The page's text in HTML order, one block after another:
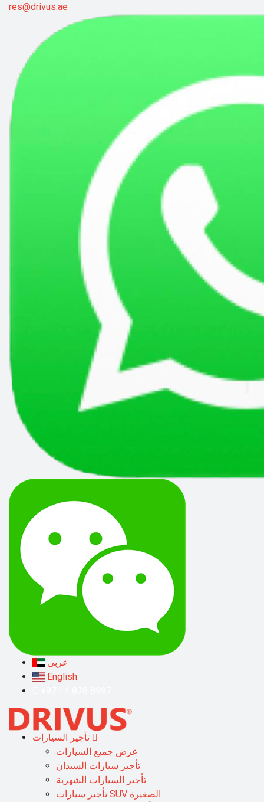
res@drivus.ae
عربى
English
عرض جميع السيارات
تأجير سيارات السيدان
تأجير السيارات الشهرية
تأجير سيارات SUV الصغيرة